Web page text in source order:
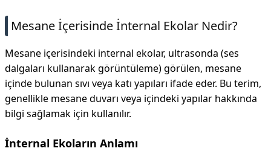
Mesane İçerisinde İnternal Ekolar Nedir?
Mesane içerisindeki internal ekolar, ultrasonda (ses
dalgaları kullanarak görüntüleme) görülen, mesane
içinde bulunan sıvı veya katı yapıları ifade eder. Bu terim,
genellikle mesane duvarı veya içindeki yapılar hakkında
bilgi sağlamak için kullanılır.
İnternal Ekoların Anlamı